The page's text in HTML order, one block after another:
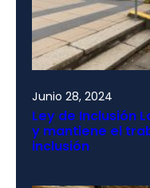
Junio 28, 2024
Ley de Inclusión
y mantiene el
inclusión